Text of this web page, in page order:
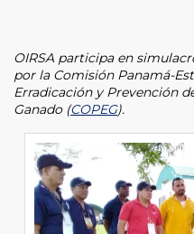
OIRSA participa en
por la Comisión Panamá-
Erradicación y Prevención
Ganado (COPEG).